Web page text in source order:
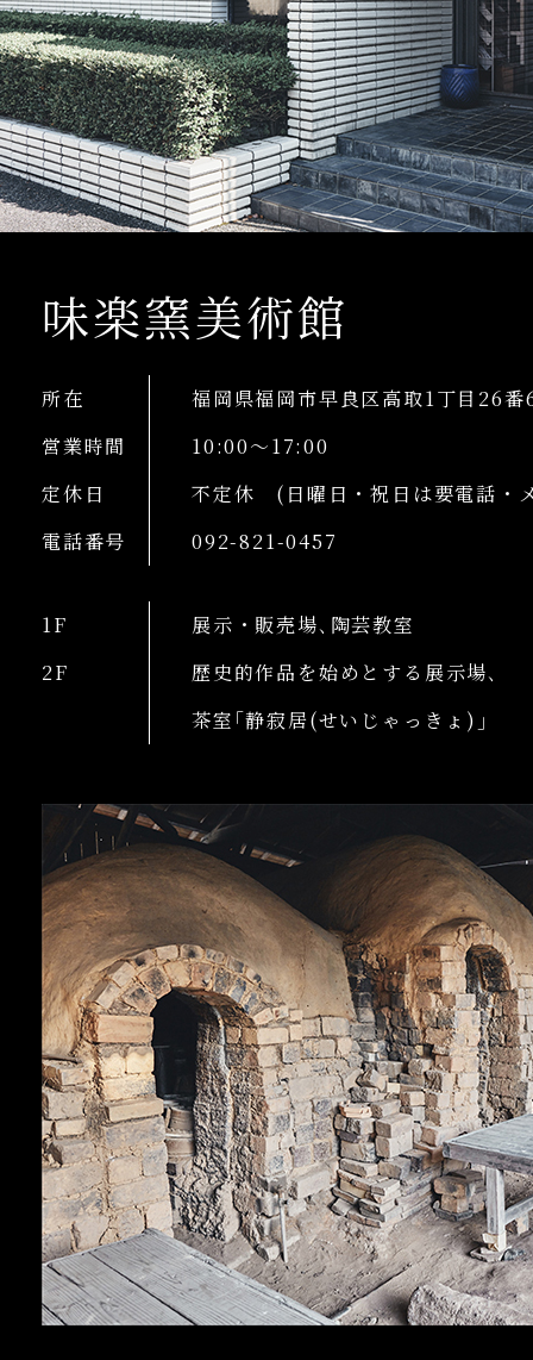
味楽窯美術館
所在
福岡県福岡市早良区高取1丁目26番
営業時間
10:00〜17:00
定休日
不定休 (日曜日・祝日は要電話・
電話番号
092-821-0457
1F
展示・販売場､陶芸教室
2F
歴史的作品を始めとする展示場､
茶室｢静寂居(せいじゃっきょ)｣